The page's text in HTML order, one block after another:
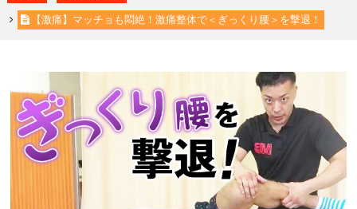
【激痛】マッチョも悶絶！激痛整体で＜ぎっくり腰＞を撃退！